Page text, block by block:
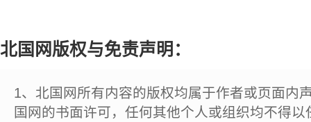
北国网版权与免责声明：
1、北国网所有内容的版权均属于作者或页面内
国网的书面许可，任何其他个人或组织均不得